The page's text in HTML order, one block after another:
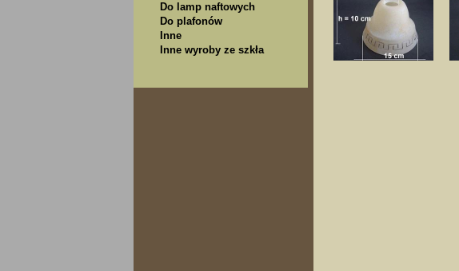
Do lamp naftowych
Do plafonów
Inne
Inne wyroby ze szkła